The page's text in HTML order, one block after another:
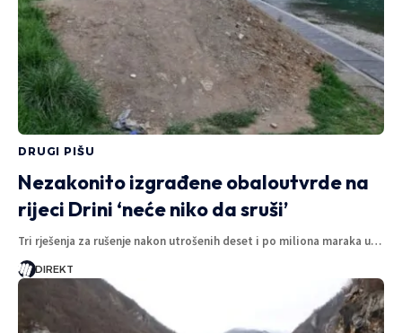
DRUGI PIŠU
Nezakonito izgrađene obaloutvrde na
rijeci Drini ‘neće niko da sruši’
Tri rješenja za rušenje nakon utrošenih deset i po miliona maraka u…
DIREKT